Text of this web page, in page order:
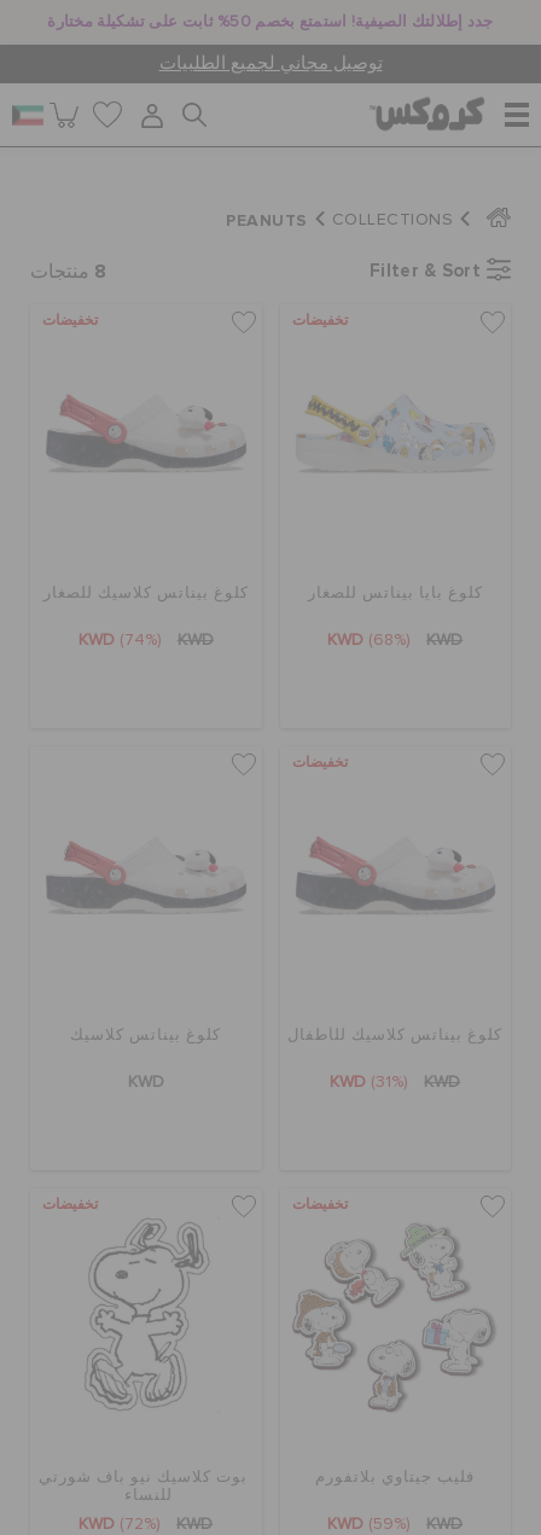
جدد إطلالتك الصيفية! استمتع بخصم 50% ثابت على تشكيلة مختارة
توصيل مجاني لجميع الطلبيات
للرجال
جيبيتز تشارمز
قائمة الامنيات
الطلبيات المرتجعة
COLLECTIONS
PEANUTS
Filter & Sort
8 منتجات
تخفيضات
كلوغ بايا بيناتس للصغار
KWD (68%) KWD
تخفيضات
كلوغ بيناتس كلاسيك للصغار
KWD (74%) KWD
تخفيضات
كلوغ بيناتس كلاسيك للأطفال
KWD (31%) KWD
كلوغ بيناتس كلاسيك
KWD
تخفيضات
فليب جيتاوي بلاتفورم
KWD (59%) KWD
تخفيضات
بوت كلاسيك نيو باف شورتي
للنساء
KWD (72%) KWD